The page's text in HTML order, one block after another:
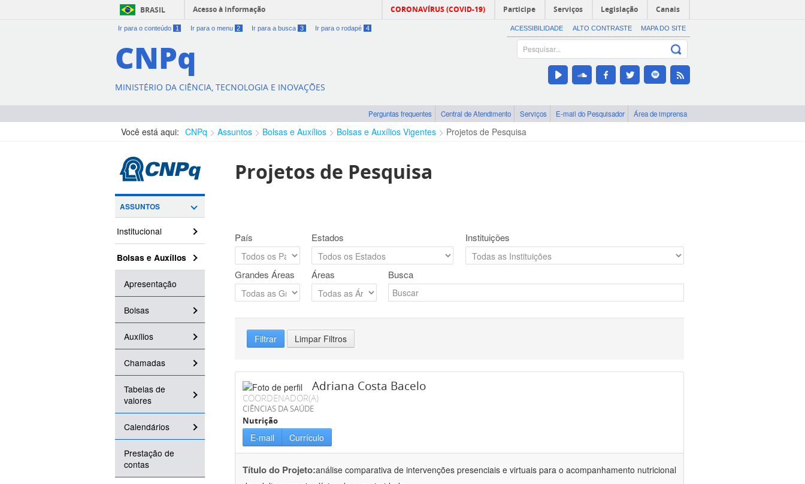
BRASIL Acesso à informação CORONAVÍRUS (COVID-19) Participe Serviços Legislação Canais
Ir para o conteúdo 1 Ir para o menu 2 Ir para a busca 3 Ir para o rodapé 4 ACESSIBILIDADE ALTO CONTRASTE MAPA DO SITE
CNPq
MINISTÉRIO DA CIÊNCIA, TECNOLOGIA E INOVAÇÕES
Perguntas frequentes Central de Atendimento Serviços E-mail do Pesquisador Área de imprensa
Você está aqui: CNPq Assuntos Bolsas e Auxílios Bolsas e Auxílios Vigentes Projetos de Pesquisa
ASSUNTOS
Institucional
Bolsas e Auxílios
Apresentação
Bolsas
Auxílios
Chamadas
Tabelas de
valores
Calendários
Prestação de
contas
Projetos de Pesquisa
País Estados Instituições
Grandes Áreas Áreas Busca
Filtrar Limpar Filtros
Adriana Costa Bacelo
COORDENADOR(A)
CIÊNCIAS DA SAÚDE
Nutrição
E-mail Currículo
Título do Projeto:análise comparativa de intervenções presenciais e virtuais para o acompanhamento nutricional